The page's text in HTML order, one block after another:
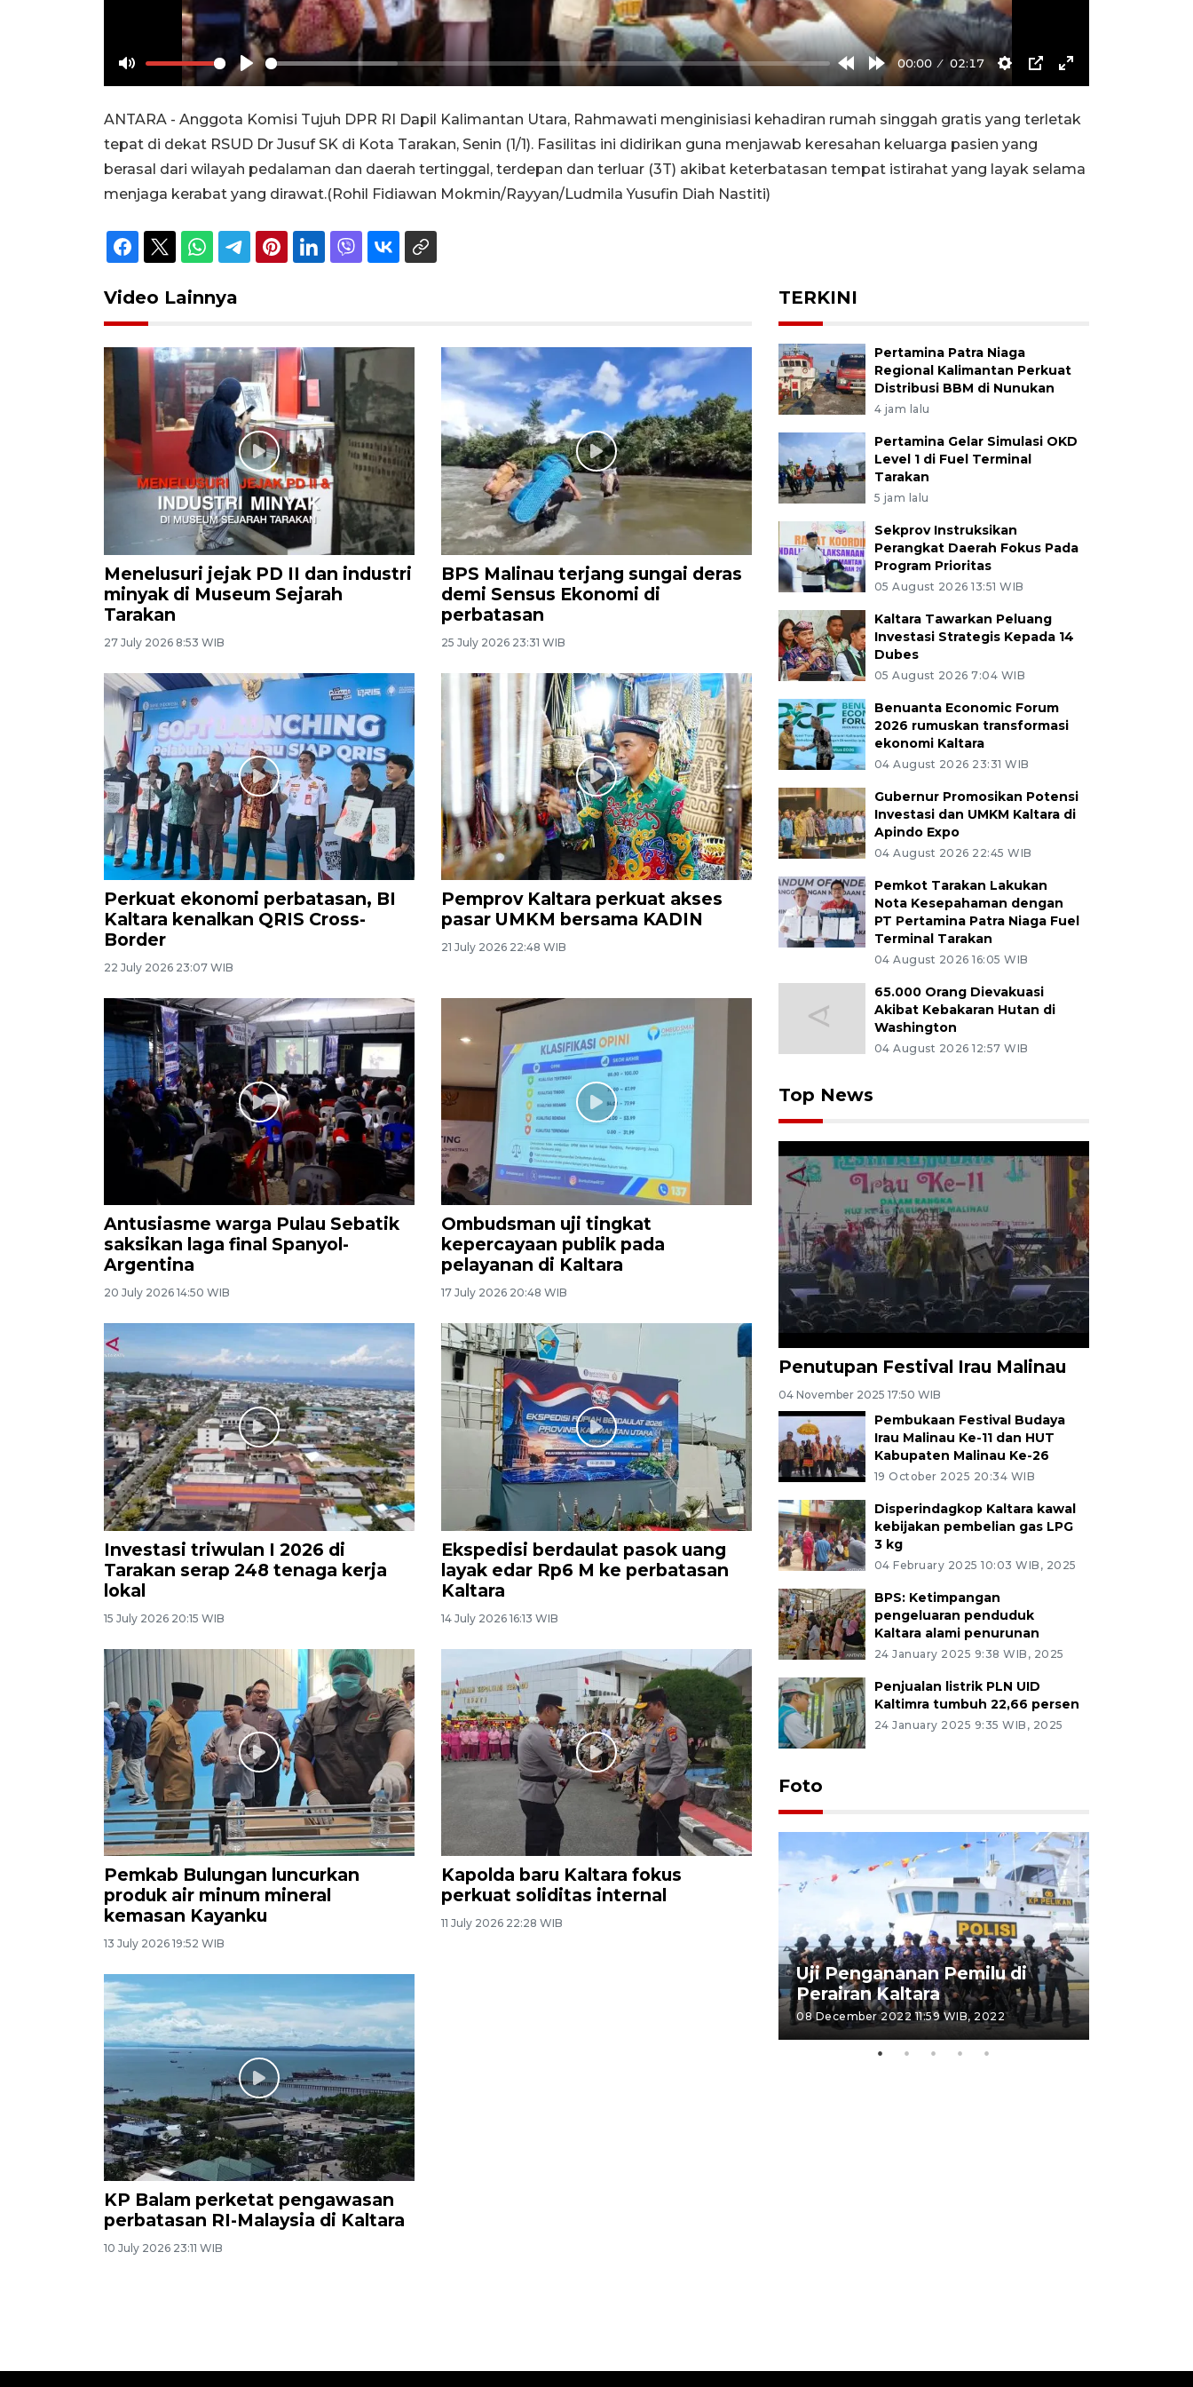
Mute Play
RewindForward
00:00 02:17
Settings
PIP Enter
ANTARA - Anggota Komisi Tujuh DPR RI Dapil Kalimantan Utara, Rahmawati menginisiasi kehadiran rumah singgah gratis yang terletak
tepat di dekat RSUD Dr Jusuf SK di Kota Tarakan, Senin (1/1). Fasilitas ini didirikan guna menjawab keresahan keluarga pasien yang
berasal dari wilayah pedalaman dan daerah tertinggal, terdepan dan terluar (3T) akibat keterbatasan tempat istirahat yang layak selama
menjaga kerabat yang dirawat.(Rohil Fidiawan Mokmin/Rayyan/Ludmila Yusufin Diah Nastiti)
Video Lainnya
Menelusuri jejak PD II dan industri
minyak di Museum Sejarah
Tarakan
27 July 2026 8:53 WIB
BPS Malinau terjang sungai deras
demi Sensus Ekonomi di
perbatasan
25 July 2026 23:31 WIB
Perkuat ekonomi perbatasan, BI
Kaltara kenalkan QRIS Cross-
Border
22 July 2026 23:07 WIB
Pemprov Kaltara perkuat akses
pasar UMKM bersama KADIN
21 July 2026 22:48 WIB
Antusiasme warga Pulau Sebatik
saksikan laga final Spanyol-
Argentina
20 July 2026 14:50 WIB
Ombudsman uji tingkat
kepercayaan publik pada
pelayanan di Kaltara
17 July 2026 20:48 WIB
Investasi triwulan I 2026 di
Tarakan serap 248 tenaga kerja
lokal
15 July 2026 20:15 WIB
Ekspedisi berdaulat pasok uang
layak edar Rp6 M ke perbatasan
Kaltara
14 July 2026 16:13 WIB
Pemkab Bulungan luncurkan
produk air minum mineral
kemasan Kayanku
13 July 2026 19:52 WIB
Kapolda baru Kaltara fokus
perkuat soliditas internal
11 July 2026 22:28 WIB
KP Balam perketat pengawasan
perbatasan RI-Malaysia di Kaltara
10 July 2026 23:11 WIB
TERKINI
Pertamina Patra Niaga
Regional Kalimantan Perkuat
Distribusi BBM di Nunukan
4 jam lalu
Pertamina Gelar Simulasi OKD
Level 1 di Fuel Terminal
Tarakan
5 jam lalu
Sekprov Instruksikan
Perangkat Daerah Fokus Pada
Program Prioritas
05 August 2026 13:51 WIB
Kaltara Tawarkan Peluang
Investasi Strategis Kepada 14
Dubes
05 August 2026 7:04 WIB
Benuanta Economic Forum
2026 rumuskan transformasi
ekonomi Kaltara
04 August 2026 23:31 WIB
Gubernur Promosikan Potensi
Investasi dan UMKM Kaltara di
Apindo Expo
04 August 2026 22:45 WIB
Pemkot Tarakan Lakukan
Nota Kesepahaman dengan
PT Pertamina Patra Niaga Fuel
Terminal Tarakan
04 August 2026 16:05 WIB
65.000 Orang Dievakuasi
Akibat Kebakaran Hutan di
Washington
04 August 2026 12:57 WIB
Top News
Penutupan Festival Irau Malinau
04 November 2025 17:50 WIB
Pembukaan Festival Budaya
Irau Malinau Ke-11 dan HUT
Kabupaten Malinau Ke-26
19 October 2025 20:34 WIB
Disperindagkop Kaltara kawal
kebijakan pembelian gas LPG
3 kg
04 February 2025 10:03 WIB, 2025
BPS: Ketimpangan
pengeluaran penduduk
Kaltara alami penurunan
24 January 2025 9:38 WIB, 2025
Penjualan listrik PLN UID
Kaltimra tumbuh 22,66 persen
24 January 2025 9:35 WIB, 2025
Foto
Uji Pengananan Pemilu di
Perairan Kaltara
08 December 2022 11:59 WIB, 2022